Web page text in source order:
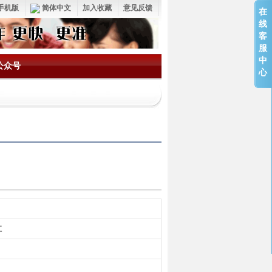
意见反馈
加入收藏
简体中文
机版
众号
在
线
客
服
中
心